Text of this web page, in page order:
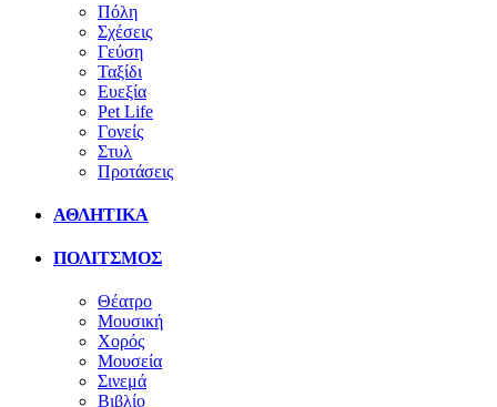
Πόλη
Σχέσεις
Γεύση
Ταξίδι
Ευεξία
Pet Life
Γονείς
Στυλ
Προτάσεις
ΑΘΛΗΤΙΚΑ
ΠΟΛΙΤΣΜΟΣ
Θέατρο
Μουσική
Χορός
Μουσεία
Σινεμά
Βιβλίο